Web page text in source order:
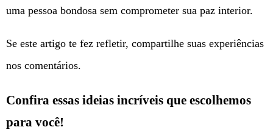
uma pessoa bondosa sem comprometer sua paz interior.
Se este artigo te fez refletir, compartilhe suas experiências
nos comentários.
Confira essas ideias incríveis que escolhemos
para você!